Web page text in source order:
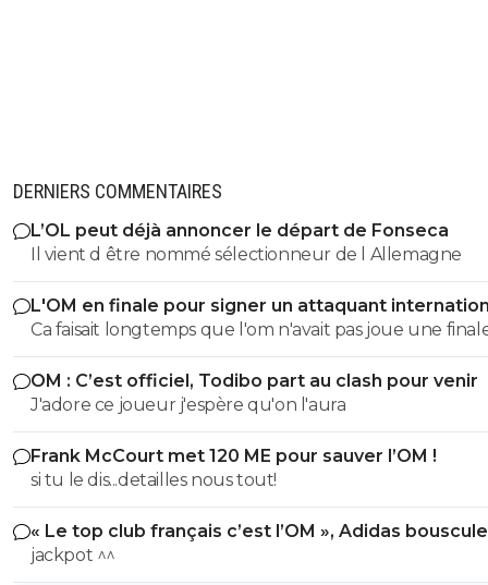
DERNIERS COMMENTAIRES
L’OL peut déjà annoncer le départ de Fonseca
Il vient d être nommé sélectionneur de l Allemagne
L'OM en finale pour signer un attaquant
Ca faisait longtemps que l'om n'avait pas joue une
OM : C’est officiel, Todibo part au clash pour venir
J'adore ce joueur j'espère qu'on l'aura
Frank McCourt met 120 ME pour sauver l’OM !
si tu le dis...detailles nous tout!
« Le top club français c’est l’OM », Adidas
PSG
jackpot ^^